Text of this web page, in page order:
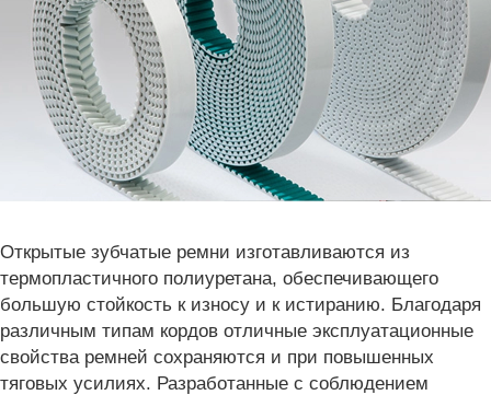
Открытые зубчатые ремни изготавливаются из
термопластичного полиуретана, обеспечивающего
большую стойкость к износу и к истиранию. Благодаря
различным типам кордов отличные эксплуатационные
свойства ремней сохраняются и при повышенных
тяговых усилиях. Разработанные с соблюдением